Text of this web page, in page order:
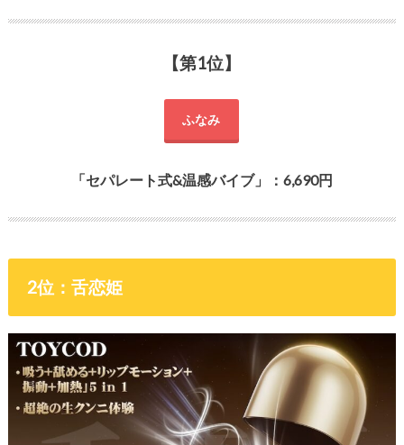
【第1位】
ふなみ
「セパレート式&温感バイブ」：6,690円
2位：舌恋姫